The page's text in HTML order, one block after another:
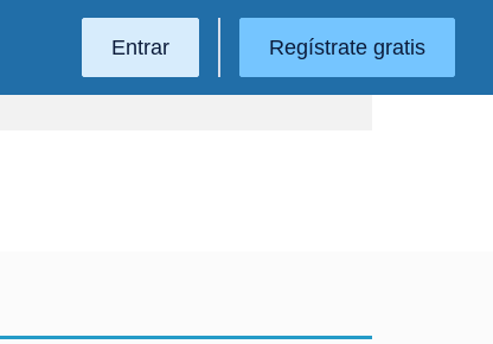
Entrar Regístrate gratis